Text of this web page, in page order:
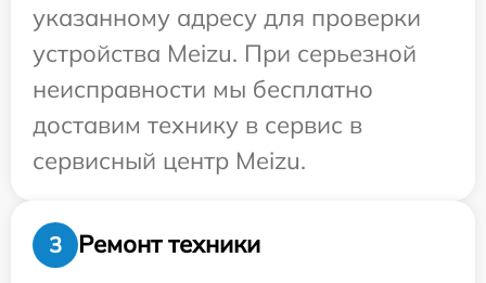
указанному адресу для проверки
устройства Meizu. При серьезной
неисправности мы бесплатно
доставим технику в сервис в
сервисный центр Meizu.
3
Ремонт техники